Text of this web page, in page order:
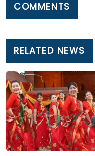
COMMENTS
RELATED NEWS